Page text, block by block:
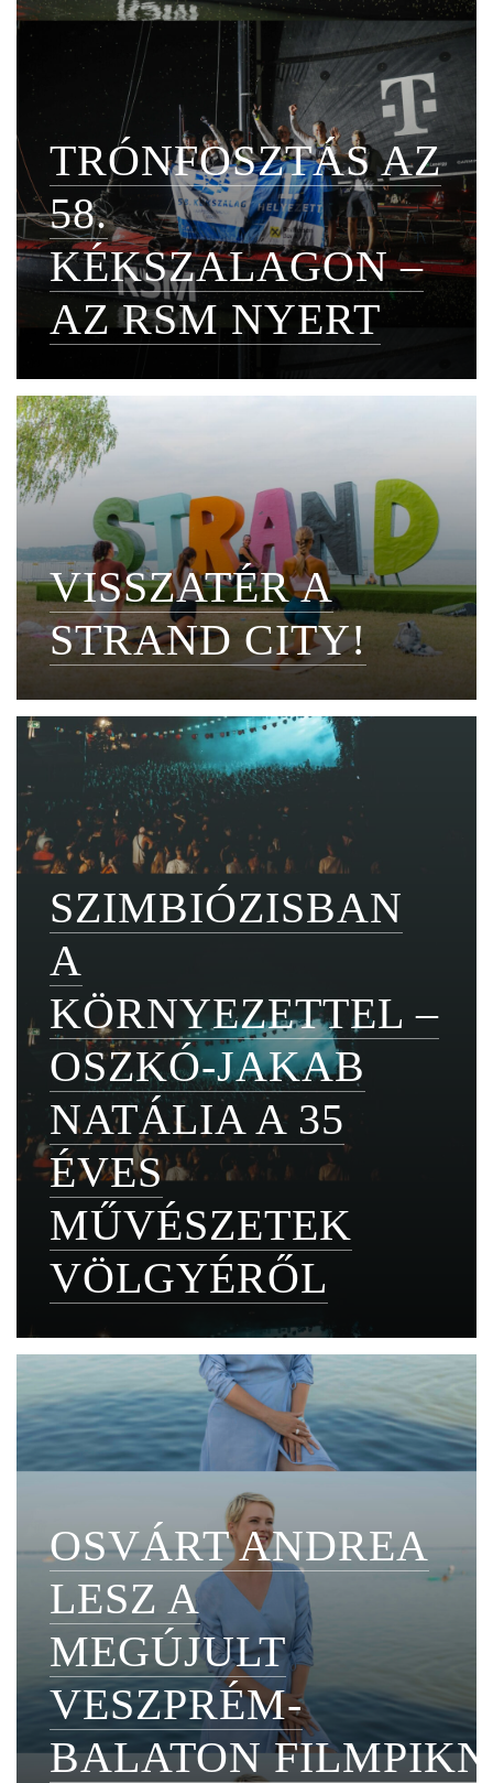
TRÓNFOSZTÁS AZ
58.
KÉKSZALAGON –
AZ RSM NYERT
VISSZATÉR A
STRAND CITY!
SZIMBIÓZISBAN
A
KÖRNYEZETTEL –
OSZKÓ-JAKAB
NATÁLIA A 35
ÉVES
MŰVÉSZETEK
VÖLGYÉRŐL
OSVÁRT ANDREA
LESZ A
MEGÚJULT
VESZPRÉM-
BALATON